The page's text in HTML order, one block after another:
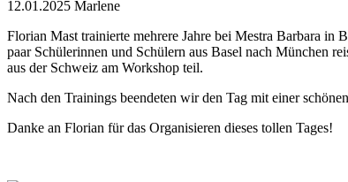
12.01.2025 Marlene
Florian Mast trainierte mehrere Jahre bei Mestra Barbara in
paar Schülerinnen und Schülern aus Basel nach München
aus der Schweiz am Workshop teil.
Nach den Trainings beendeten wir den Tag mit einer
Danke an Florian für das Organisieren dieses tollen Tages!